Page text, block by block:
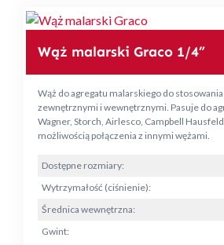
Wąż malarski Graco 1/4”
Wąż do agregatu malarskiego do
zewnętrznymi i wewnętrznymi. Pasuje do
Wagner, Storch, Airlesco, Campbell
możliwością połączenia z innymi wężami.
Dostępne rozmiary:
Wytrzymałość (ciśnienie):
Średnica wewnętrzna:
Gwint: